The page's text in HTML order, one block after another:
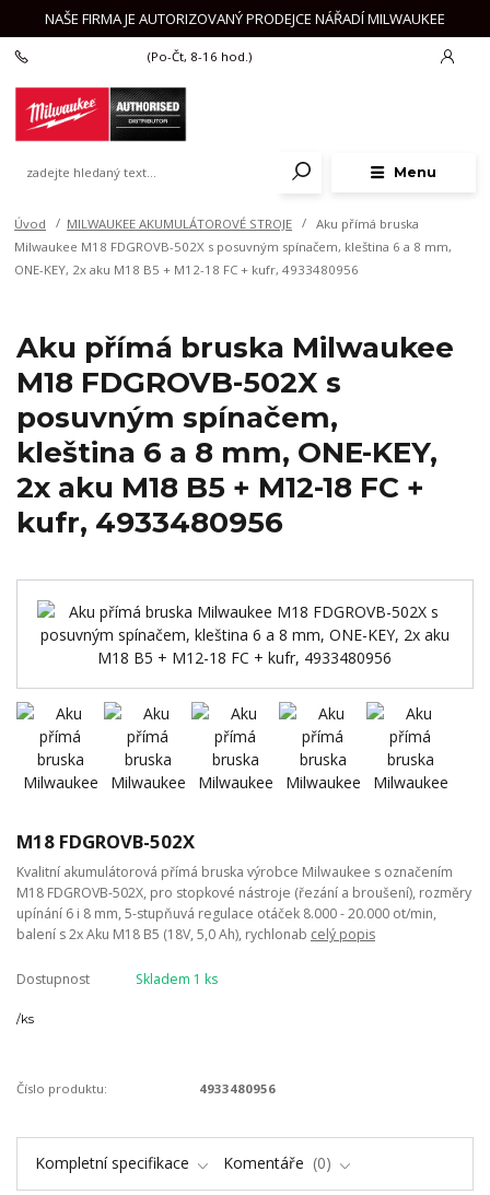
NAŠE FIRMA JE AUTORIZOVANÝ PRODEJCE NÁŘADÍ MILWAUKEE
Menu
(Po-Čt, 8-16 hod.)
Úvod MILWAUKEE AKUMULÁTOROVÉ STROJE
Aku přímá bruska
Milwaukee M18 FDGROVB-502X s posuvným spínačem, kleština 6 a 8 mm,
ONE-KEY, 2x aku M18 B5 + M12-18 FC + kufr, 4933480956
Aku přímá bruska Milwaukee
M18 FDGROVB-502X s
posuvným spínačem,
kleština 6 a 8 mm, ONE-KEY,
2x aku M18 B5 + M12-18 FC +
kufr, 4933480956
M18 FDGROVB-502X
Kvalitní akumulátorová přímá bruska výrobce Milwaukee s označením
M18 FDGROVB-502X, pro stopkové nástroje (řezání a broušení), rozměry
upínání 6 i 8 mm, 5-stupňuvá regulace otáček 8.000 - 20.000 ot/min,
balení s 2x Aku M18 B5 (18V, 5,0 Ah), rychlonab celý popis
Dostupnost Skladem 1 ks
/ks
Číslo produktu: 4933480956
Kompletní specifikace Komentáře 0